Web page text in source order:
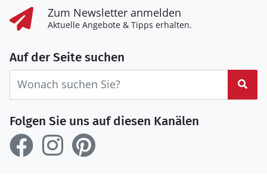
Zum Newsletter anmelden
Aktuelle Angebote & Tipps erhalten.
Auf der Seite suchen
Folgen Sie uns auf diesen Kanälen